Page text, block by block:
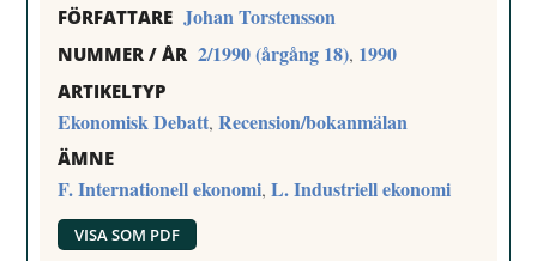
FÖRFATTARE Johan Torstensson
NUMMER / ÅR 2/1990 (årgång 18), 1990
ARTIKELTYP
Ekonomisk Debatt,Recension/bokanmälan
ÄMNE
F. Internationell ekonomi,L. Industriell ekonomi
VISA SOM PDF